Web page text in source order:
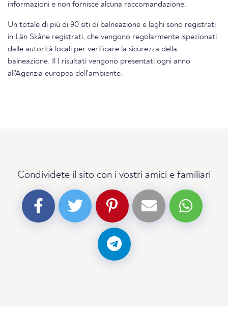
informazioni e non fornisce alcuna raccomandazione.
Un totale di più di 90 siti di balneazione e laghi sono registrati
in Län Skåne registrati, che vengono regolarmente ispezionati
dalle autorità locali per verificare la sicurezza della
balneazione. Il I risultati vengono presentati ogni anno
all'Agenzia europea dell'ambiente.
Condividete il sito con i vostri amici e familiari